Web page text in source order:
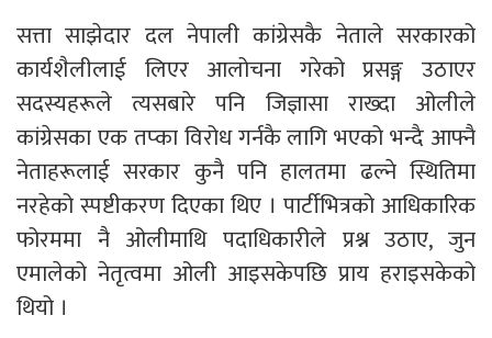
सत्ता साझेदार दल नेपाली कांग्रेसकै नेताले सरकारको
कार्यशैलीलाई लिएर आलोचना गरेको प्रसङ्ग उठाएर
सदस्यहरूले त्यसबारे पनि जिज्ञासा राख्दा ओलीले
कांग्रेसका एक तप्का विरोध गर्नकै लागि भएको भन्दै आफ्नै
नेताहरूलाई सरकार कुनै पनि हालतमा ढल्ने स्थितिमा
नरहेको स्पष्टीकरण दिएका थिए । पार्टीभित्रको आधिकारिक
फोरममा नै ओलीमाथि पदाधिकारीले प्रश्न उठाए, जुन
एमालेको नेतृत्वमा ओली आइसकेपछि प्राय हराइसकेको
थियो ।